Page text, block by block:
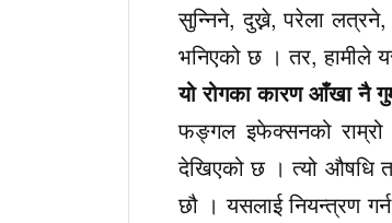
सुन्निने, दुख्ने, परेला
भनिएको छ । तर, हामीले
यो रोगका कारण आँखा नै
फङ्गल इफेक्सनको राम्रो
देखिएको छ । त्यो औषधि
छौ । यसलाई नियन्त्रण